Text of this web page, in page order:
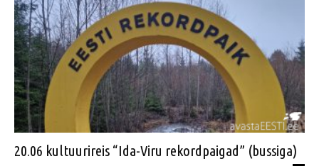
20.06 kultuurireis “Ida-Viru rekordpaigad” (bussiga)